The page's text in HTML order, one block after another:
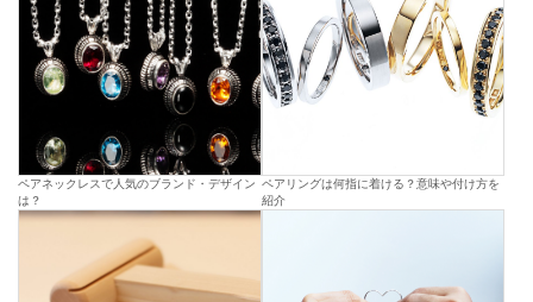
ペアネックレスで人気のブランド・デザイン
は？
ペアリングは何指に着ける？意味や付け方を
紹介